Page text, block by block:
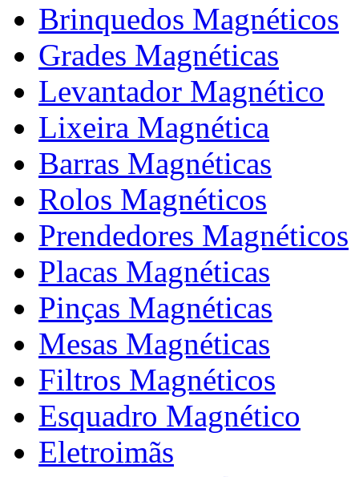
Brinquedos Magnéticos
Grades Magnéticas
Levantador Magnético
Lixeira Magnética
Barras Magnéticas
Rolos Magnéticos
Prendedores Magnéticos
Placas Magnéticas
Pinças Magnéticas
Mesas Magnéticas
Filtros Magnéticos
Esquadro Magnético
Eletroimãs